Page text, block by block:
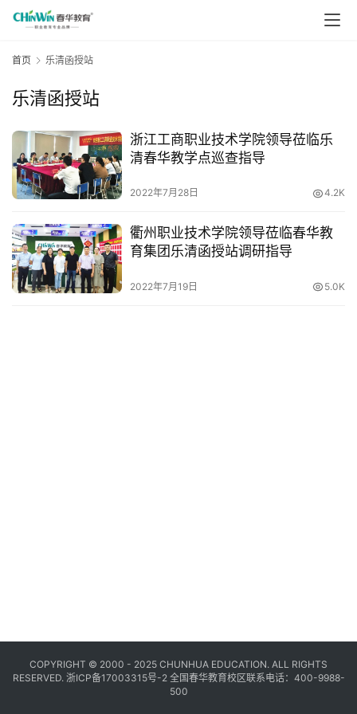
首页 乐清函授站
乐清函授站
浙江工商职业技术学院领导莅临乐
清春华教学点巡查指导
2022年7月28日 4.2K
衢州职业技术学院领导莅临春华教
育集团乐清函授站调研指导
2022年7月19日 5.0K
COPYRIGHT © 2000 - 2025 CHUNHUA EDUCATION. ALL RIGHTS
RESERVED. 浙ICP备17003315号-2全国春华教育校区联系电话：400-9988-
500